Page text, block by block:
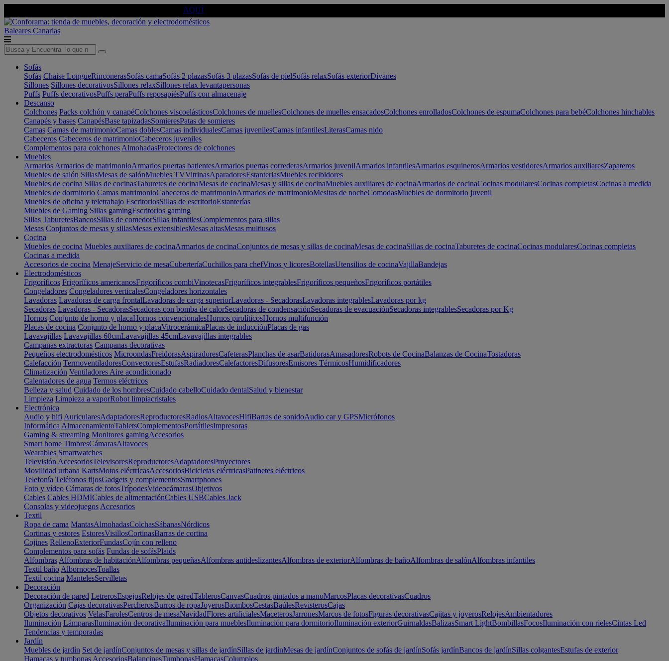
AQUÍ
Baleares Canarias
Sofás
Sofás Chaise LongueRinconerasSofás camaSofás 2 plazasSofás 3 plazasSofás de pielSofás relaxSofás exteriorDivanes
Sillones Sillones decorativosSillones relaxSillones relax levantapersonas
Puffs Puffs decorativosPuffs peraPuffs reposapiésPuffs con almacenaje
Descanso
Colchones Packs colchón y canapéColchones viscoelásticosColchones de muellesColchones de muelles ensacadosColchones enrolladosColchones de espumaColchones para bebéColchones hinchables
Canapés y bases CanapésBase tapizadasSomieresPatas de somieres
Camas Camas de matrimonioCamas doblesCamas individualesCamas juvenilesCamas infantilesLiterasCamas nido
Cabeceros Cabeceros de matrimonioCabeceros juveniles
Complementos para colchones AlmohadasProtectores de colchones
Muebles
Armarios Armarios de matrimonioArmarios puertas batientesArmarios puertas correderasArmarios juvenilArmarios infantilesArmarios esquinerosArmarios vestidoresArmarios auxiliaresZapateros
Muebles de salón SillasMesas de salónMuebles TVVitrinasAparadoresEstanteriasMuebles recibidores
Muebles de cocina Sillas de cocinasTaburetes de cocinaMesas de cocinaMesas y sillas de cocinaMuebles auxiliares de cocinaArmarios de cocinaCocinas modularesCocinas completasCocinas a medida
Muebles de dormitorio Camas matrimonioCabeceros de matrimonioArmarios de matrimonioMesitas de nocheComodasMuebles de dormitorio juvenil
Muebles de oficina y teletrabajo EscritoriosSillas de escritorioEstanterías
Muebles de Gaming Sillas gamingEscritorios gaming
Sillas TaburetesBancosSillas de comedorSillas infantilesComplementos para sillas
Mesas Conjuntos de mesas y sillasMesas extensiblesMesas altasMesas multiusos
Cocina
Muebles de cocina Muebles auxiliares de cocinaArmarios de cocinaConjuntos de mesas y sillas de cocinaMesas de cocinaSillas de cocinaTaburetes de cocinaCocinas modularesCocinas completas
Cocinas a medida
Accesorios de cocina MenajeServicio de mesaCuberteríaCuchillos para chefVinos y licoresBotellasUtensilios de cocinaVajillaBandejas
Electrodomésticos
Frigoríficos Frigoríficos americanosFrigoríficos combiVinotecasFrigoríficos integrablesFrigoríficos pequeñosFrigoríficos portátiles
Congeladores Congeladores verticalesCongeladores horizontales
Lavadoras Lavadoras de carga frontalLavadoras de carga superiorLavadoras - SecadorasLavadoras integrablesLavadoras por kg
Secadoras Lavadoras - SecadorasSecadoras con bomba de calorSecadoras de condensaciónSecadoras de evacuaciónSecadoras integrablesSecadoras por Kg
Hornos Conjunto de horno y placaHornos convencionalesHornos pirolíticosHornos multifunción
Placas de cocina Conjunto de horno y placaVitrocerámicaPlacas de inducciónPlacas de gas
Lavavajillas Lavavajillas 60cmLavavajillas 45cmLavavajillas integrables
Campanas extractoras Campanas decorativas
Pequeños electrodomésticos MicroondasFreidorasAspiradoresCafeterasPlanchas de asarBatidorasAmasadoresRobots de CocinaBalanzas de CocinaTostadoras
Calefacción TermoventiladoresConvectoresEstufasRadiadoresCalefactoresDifusoresEmisores TérmicosHumidificadores
Climatización Ventiladores Aire acondicionado
Calentadores de agua Termos eléctricos
Belleza y salud Cuidado de los hombresCuidado cabelloCuidado dentalSalud y bienestar
Limpieza Limpieza a vaporRobot limpiacristales
Electrónica
Audio y hifi AuricularesAdaptadoresReproductoresRadiosAltavocesHifiBarras de sonidoAudio car y GPSMicrófonos
Informática AlmacenamientoTabletsComplementosPortátilesImpresoras
Gaming & streaming Monitores gamingAccesorios
Smart home TimbresCámarasAltavoces
Wearables Smartwatches
Televisión AccesoriosTelevisoresReproductoresAdaptadoresProyectores
Movilidad urbana KartsMotos eléctricasAccesoriosBicicletas eléctricasPatinetes eléctricos
Telefonía Teléfonos fijosGadgets y complementosSmartphones
Foto y vídeo Cámaras de fotosTrípodesVideocámarasObjetivos
Cables Cables HDMICables de alimentaciónCables USBCables Jack
Consolas y videojuegos Accesorios
Textil
Ropa de cama MantasAlmohadasColchasSábanasNórdicos
Cortinas y estores EstoresVisillosCortinasBarras de cortina
Cojines RellenoExteriorFundasCojín con relleno
Complementos para sofás Fundas de sofásPlaids
Alfombras Alfombras de habitaciónAlfombras pequeñasAlfombras antideslizantesAlfombras de exteriorAlfombras de bañoAlfombras de salónAlfombras infantiles
Textil baño AlbornocesToallas
Textil cocina MantelesServilletas
Decoración
Decoración de pared LetrerosEspejosRelojes de paredTablerosCanvasCuadros pintados a manoMarcosPlacas decorativasCuadros
Organización Cajas decorativasPercherosBurros de ropaJoyerosBiombosCestasBaúlesRevisterosCajas
Objetos decorativos VelasFarolesCentros de mesaNavidadFlores artificialesMaceterosJarronesMarcos de fotosFiguras decorativasCajitas y joyerosRelojesAmbientadores
Iluminación LámparasIluminación decorativaIluminación para mueblesIluminación para dormitorioIluminación exteriorGuirnaldasBalizasSmart LightBombillasFocosIluminación con rielesCintas Led
Tendencias y temporadas
Jardín
Muebles de jardín Set de jardínConjuntos de mesas y sillas de jardínSillas de jardínMesas de jardínConjuntos de sofás de jardínSofás jardínBancos de jardínSillas colgantesEstufas de exterior
Hamacas y tumbonas AccesoriosBalancinesTumbonasHamacasColumpios